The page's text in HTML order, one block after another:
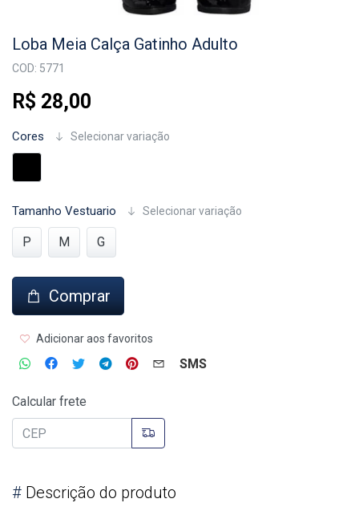
Loba Meia Calça Gatinho Adulto
COD: 5771
R$ 28,00
Cores Selecionar variação
Tamanho Vestuario Selecionar variação
P M G
Comprar
Adicionar aos favoritos
SMS
Calcular frete
# Descrição do produto